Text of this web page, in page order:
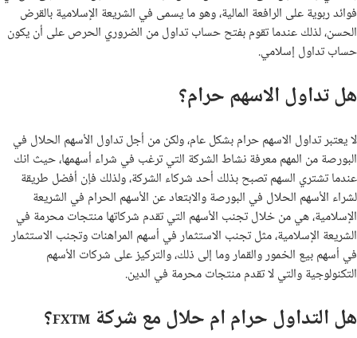
فوائد ربوية على الرافعة المالية، وهو ما يسمى في الشريعة الإسلامية بالقرض
الحسن، لذلك عندما تقوم بفتح حساب تداول من الضروري الحرص على أن يكون
حساب تداول إسلامي.
هل تداول الاسهم حرام؟
لا يعتبر تداول الاسهم حرام بشكل عام، ولكن من أجل تداول الأسهم الحلال في
البورصة من المهم معرفة نشاط الشركة التي ترغب في شراء أسهمها، حيث انك
عندما تشتري السهم تصبح بذلك أحد شركاء الشركة، ولذلك فإن أفضل طريقة
لشراء الأسهم الحلال في البورصة والابتعاد عن الأسهم الحرام في الشريعة
الإسلامية، هي من خلال تجنب الأسهم التي تقدم شركاتها منتجات محرمة في
الشريعة الإسلامية، مثل تجنب الاستثمار في أسهم المراهنات وتجنب الاستثمار
في أسهم بيع الخمور والقمار وما إلى ذلك، والتركيز على شركات الأسهم
التكنولوجية والتي لا تقدم منتجات محرمة في الدين.
هل التداول حرام ام حلال مع شركة FXTM؟